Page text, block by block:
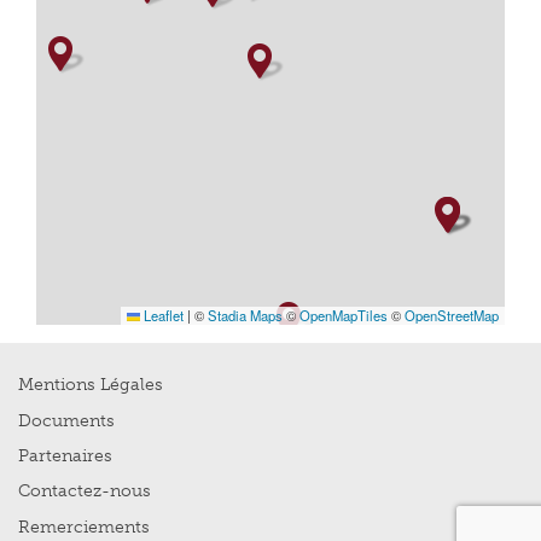
Leaflet | ©Stadia Maps©OpenMapTiles ©OpenStreetMap
Mentions Légales
Documents
Partenaires
Contactez-nous
Remerciements